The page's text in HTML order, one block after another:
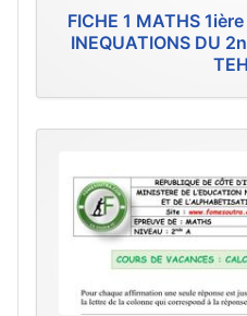
FICHE 1 MATHS
INEQUATIONS DU